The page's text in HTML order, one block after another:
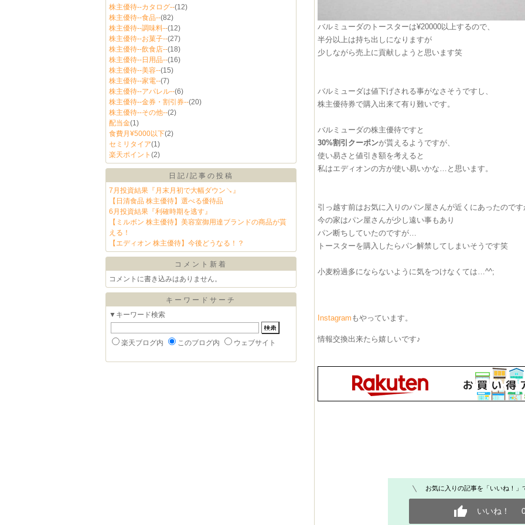
株主優待--カタログ--(12)
株主優待--食品--(82)
株主優待--調味料--(12)
株主優待--お菓子--(27)
株主優待--飲食店--(18)
株主優待--日用品--(16)
株主優待--美容--(15)
株主優待--家電--(7)
株主優待--アパレル--(6)
株主優待--金券・割引券--(20)
株主優待--その他--(2)
配当金(1)
食費月¥5000以下(2)
セミリタイア(1)
楽天ポイント (2)
日記/記事の投稿
7月投資結果『月末月初で大幅ダウン↘︎』
【日清食品 株主優待】選べる優待品
6月投資結果『利確時期を逃す』
【ミルボン 株主優待】美容室御用達ブランドの商品が貰
える！
【エディオン 株主優待】今後どうなる！？
コメント新着
コメントに書き込みはありません。
キーワードサーチ
▼キーワード検索
楽天ブログ内 このブログ内 ウェブサイト
バルミューダのトースターは¥20000以上するので、
半分以上は持ち出しになりますが
少しながら売上に貢献しようと思います笑
バルミューダは値下げされる事がなさそうですし、
株主優待券で購入出来て有り難いです。
バルミューダの株主優待ですと
30%割引クーポンが貰えるようですが、
使い易さと値引き額を考えると
私はエディオンの方が使い易いかな…と思います。
引っ越す前はお気に入りのパン屋さんが近くにあったのです
今の家はパン屋さんが少し遠い事もあり
パン断ちしていたのですが…
トースターを購入したらパン解禁してしまいそうです笑
小麦粉過多にならないように気をつけなくては…^^;
Instagram もやっています。
情報交換出来たら嬉しいです♪
お気に入りの記事を「いいね！」
いいね！